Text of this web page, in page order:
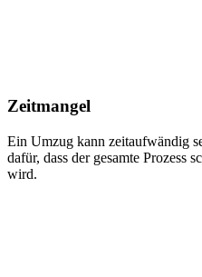
Zeitmangel
Ein Umzug kann zeitaufwändig
dafür, dass der gesamte Prozess
wird.